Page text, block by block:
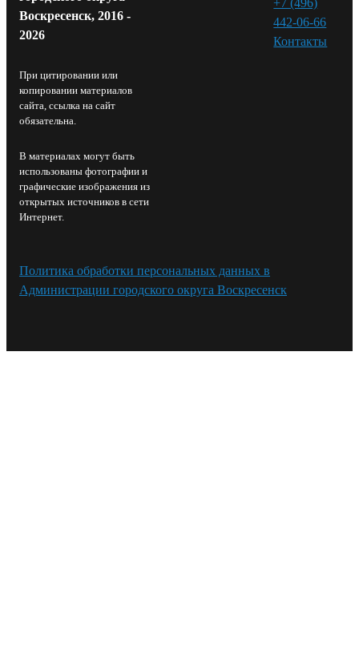
Воскресенск, 2016 -
2026
При цитировании или
копировании материалов
сайта, ссылка на сайт
обязательна.
В материалах могут быть
использованы фотографии и
графические изображения из
открытых источников в сети
Интернет.
442-06-66
Контакты⁠
Политика обработки персональных данных в
Администрации городского округа Воскресенск